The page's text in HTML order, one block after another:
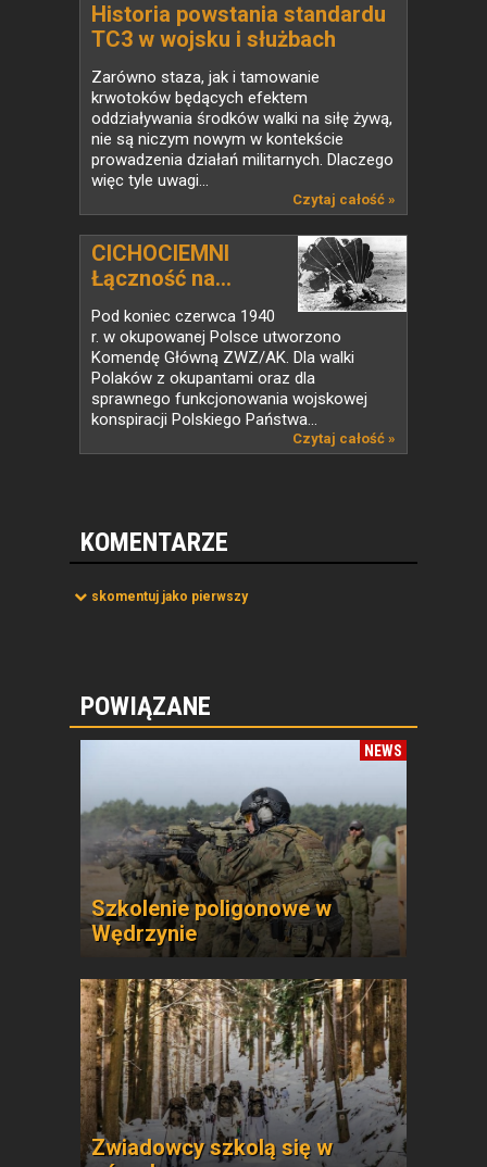
Historia powstania standardu
TC3 w wojsku i służbach
mundurowych
Zarówno staza, jak i tamowanie
krwotoków będących efektem
oddziaływania środków walki na siłę żywą,
nie są niczym nowym w kontekście
prowadzenia działań militarnych. Dlaczego
więc tyle uwagi...
Czytaj całość »
CICHOCIEMNI
Łączność na...
Pod koniec czerwca 1940
r. w okupowanej Polsce utworzono
Komendę Główną ZWZ/AK. Dla walki
Polaków z okupantami oraz dla
sprawnego funkcjonowania wojskowej
konspiracji Polskiego Państwa...
Czytaj całość »
KOMENTARZE
skomentuj jako pierwszy
POWIĄZANE
NEWS
Szkolenie poligonowe w
Wędrzynie
Zwiadowcy szkolą się w